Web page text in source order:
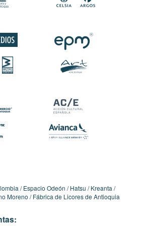
Espacio Odeón Hatsu
Kreanta
Moreno
Fábrica de Licores de Antioquia